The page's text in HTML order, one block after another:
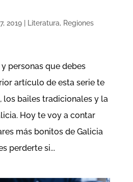
2019| Literatura, Regiones
personas que debes
artículo de esta serie te
los bailes tradicionales y la
Hoy te voy a contar
más bonitos de Galicia
perderte si...